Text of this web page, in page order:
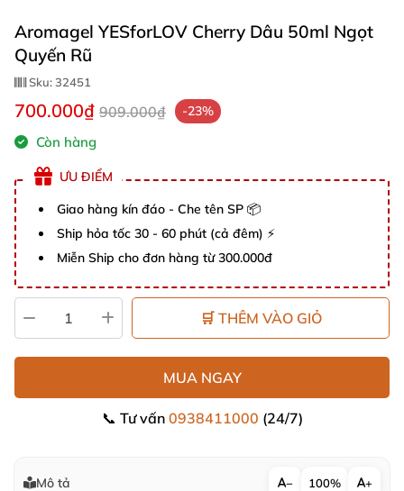
Aromagel YESforLOV Cherry Dâu 50ml Ngọt
Quyến Rũ
Sku:32451
700.000₫ 909.000₫ -23%
Còn hàng
ƯU ĐIỂM
Giao hàng kín đáo - Che tên SP 📦
Ship hỏa tốc 30 - 60 phút (cả đêm) ⚡
Miễn Ship cho đơn hàng từ 300.000đ
🛒 THÊM VÀO GIỎ
MUA NGAY
📞 Tư vấn 0938411000 (24/7)
Mô tả − 100% +